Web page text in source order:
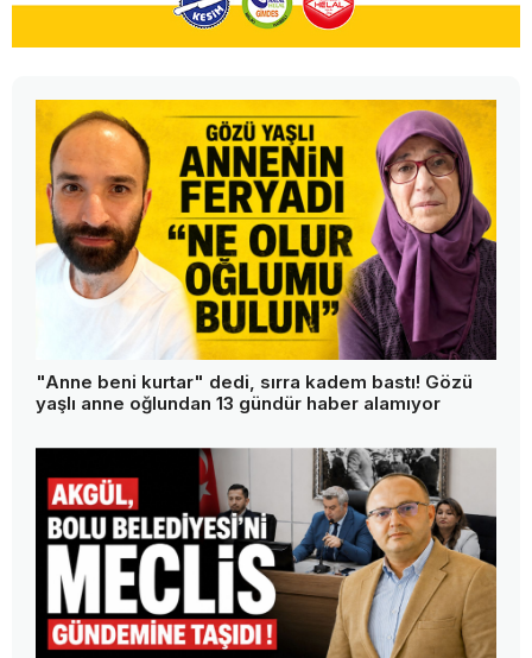
"Anne beni kurtar" dedi, sırra kadem bastı! Gözü
yaşlı anne oğlundan 13 gündür haber alamıyor